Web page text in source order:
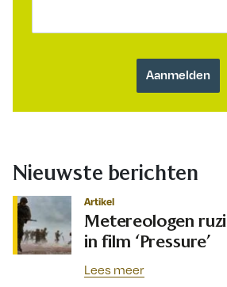
Nieuwste berichten
Artikel
Metereologen
in film ‘Pressure’
Lees meer